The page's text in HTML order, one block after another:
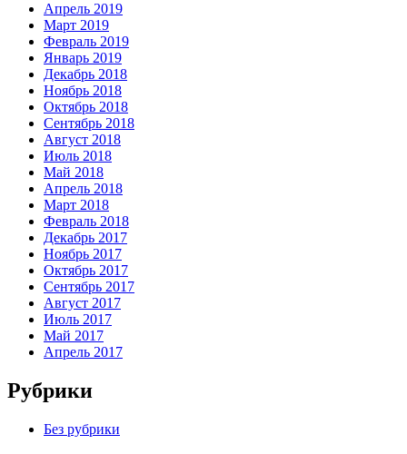
Апрель 2019
Март 2019
Февраль 2019
Январь 2019
Декабрь 2018
Ноябрь 2018
Октябрь 2018
Сентябрь 2018
Август 2018
Июль 2018
Май 2018
Апрель 2018
Март 2018
Февраль 2018
Декабрь 2017
Ноябрь 2017
Октябрь 2017
Сентябрь 2017
Август 2017
Июль 2017
Май 2017
Апрель 2017
Рубрики
Без рубрики